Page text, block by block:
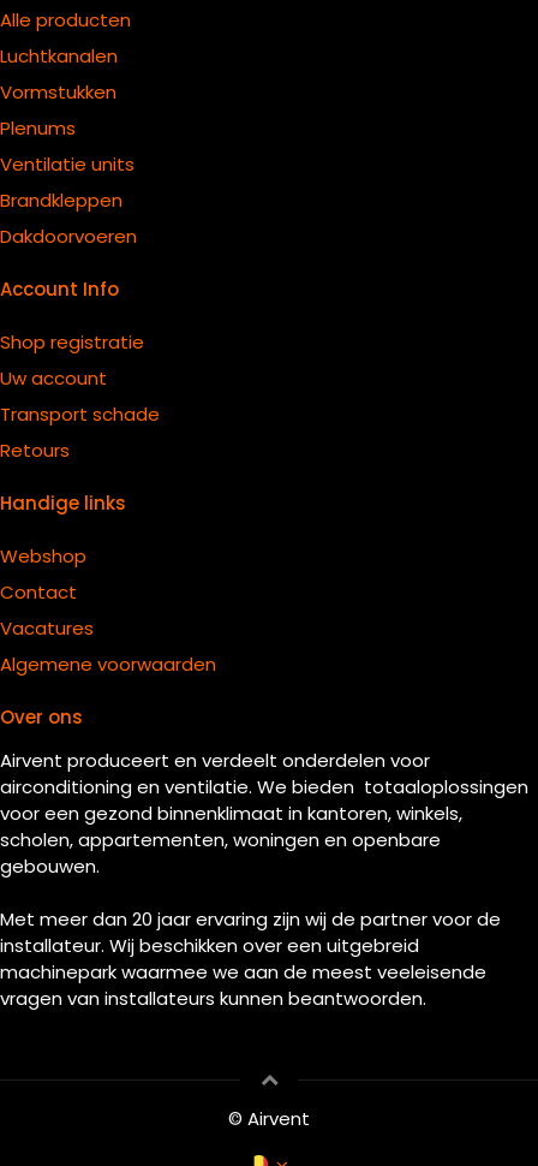
Alle producten
Luchtkanalen
Vormstukken
Plenums
Ventilatie units
Brandkleppen
Dakdoorvoeren
Account Info
Shop registratie
Uw account
Transport schade
Retours
Handige links
Webshop
Contact
Vacatures
Algemene voorwaarden
Over ons
Airvent produceert en verdeelt onderdelen voor
airconditioning en ventilatie. We bieden totaaloplossingen
voor een gezond binnenklimaat in kantoren, winkels,
scholen, appartementen, woningen en openbare
gebouwen.
Met meer dan 20 jaar ervaring zijn wij de partner voor de
installateur. Wij beschikken over een uitgebreid
machinepark waarmee we aan de meest veeleisende
vragen van installateurs kunnen beantwoorden.
© Airvent